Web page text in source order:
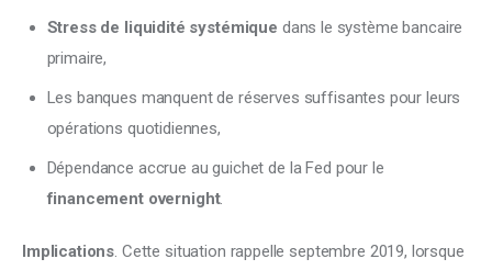
Stress de liquidité systémique dans le système bancaire
primaire,
Les banques manquent de réserves suffisantes pour leurs
opérations quotidiennes,
Dépendance accrue au guichet de la Fed pour le
financement overnight.
Implications. Cette situation rappelle septembre 2019, lorsque